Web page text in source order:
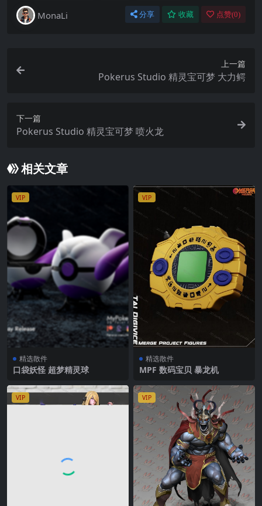
MonaLi 分享 收藏 点赞(0)
上一篇
Pokerus Studio 精灵宝可梦 大力鳄
下一篇
Pokerus Studio 精灵宝可梦 喷火龙
相关文章
VIP
精选散件
口袋妖怪 超梦精灵球
VIP
精选散件
MPF 数码宝贝 暴龙机
VIP VIP